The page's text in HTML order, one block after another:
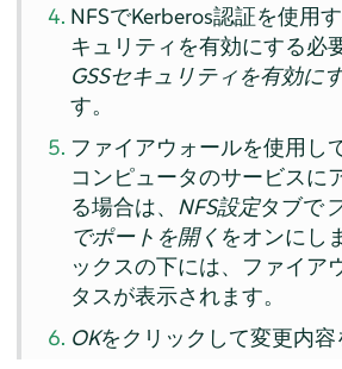
NFSでKerberos認証を使用
キュリティを有効にする必
GSSセキュリティを有効に
す。
ファイアウォールを使用し
コンピュータのサービスに
る場合は、 NFS設定タブで
でポートを開く をオンにし
ックスの下には、ファイア
タスが表示されます。
OKをクリックして変更内容